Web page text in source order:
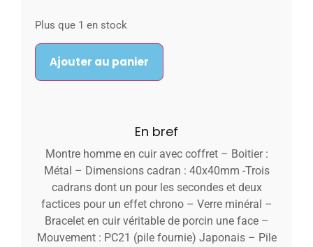
Plus que 1 en stock
Ajouter au panier
En bref
Montre homme en cuir avec coffret – Boitier :
Métal – Dimensions cadran : 40x40mm -Trois
cadrans dont un pour les secondes et deux
factices pour un effet chrono – Verre minéral –
Bracelet en cuir véritable de porcin une face –
Mouvement : PC21 (pile fournie) Japonais – Pile